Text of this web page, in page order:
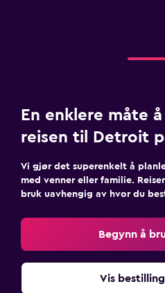
En enklere måte
reisen til Detroit
Vi gjør det superenkelt å
med venner eller familie.
bruk uavhengig av hvor du
Begynn å
Vis